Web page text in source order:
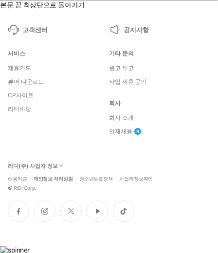
본문 끝 최상단으로 돌아가기
고객센터 공지사항
서비스
제휴카드
뷰어 다운로드
CP사이트
리디바탕
기타 문의
원고 투고
사업 제휴 문의
회사
회사 소개
인재채용
리디(주) 사업자 정보
이용약관 개인정보 처리방침 청소년보호정책 사업자정보확인
© RIDI Corp.
페
이
인
스
트
위
유
튜
틱
톡